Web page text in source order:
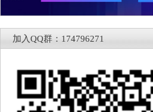
加入QQ群：174796271